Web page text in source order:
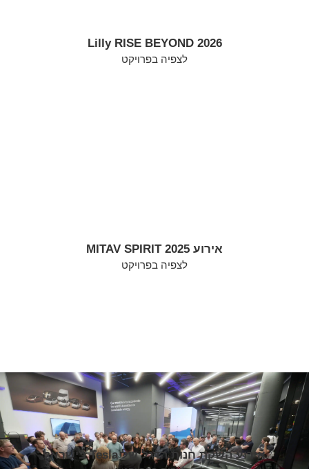
Lilly RISE BEYOND 2026
לצפיה בפרויקט
אירוע MITAV SPIRIT 2025
לצפיה בפרויקט
אירוע השקת חנות הדגל של Tesla בישראל